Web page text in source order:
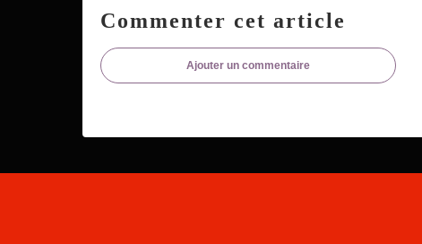
Commenter cet article
Ajouter un commentaire